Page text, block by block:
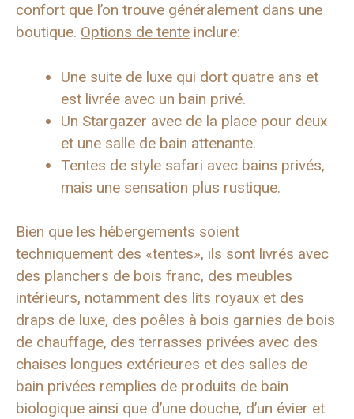
confort que l’on trouve généralement dans une
boutique. Options de tente inclure:
Une suite de luxe qui dort quatre ans et
est livrée avec un bain privé.
Un Stargazer avec de la place pour deux
et une salle de bain attenante.
Tentes de style safari avec bains privés,
mais une sensation plus rustique.
Bien que les hébergements soient
techniquement des «tentes», ils sont livrés avec
des planchers de bois franc, des meubles
intérieurs, notamment des lits royaux et des
draps de luxe, des poêles à bois garnies de bois
de chauffage, des terrasses privées avec des
chaises longues extérieures et des salles de
bain privées remplies de produits de bain
biologique ainsi que d’une douche, d’un évier et